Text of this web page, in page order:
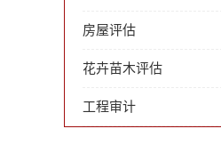
房屋评估
花卉苗木评估
工程审计